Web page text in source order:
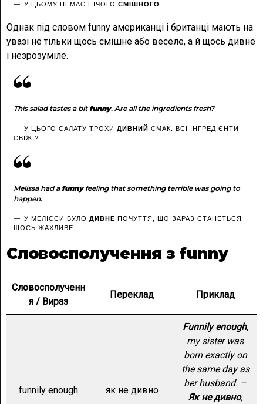
У ЦЬОМУ НЕМАЄ НІЧОГО СМІШНОГО
Однак під словом funny американці і британці мають на
увазі не тільки щось смішне або веселе, а й щось дивне
і незрозуміле.
This salad tastes a bit funny. Are all the ingredients fresh?
У ЦЬОГО САЛАТУ ТРОХИ ДИВНИЙ СМАК. ВСІ ІНГРЕДІЄНТИ
СВІЖІ?
Melissa had a funnyfeeling that something terrible was going to
happen.
У МЕЛІССИ БУЛО ДИВНЕ ПОЧУТТЯ, ЩО ЗАРАЗ СТАНЕТЬСЯ
ЩОСЬ ЖАХЛИВЕ.
Словосполучення з funny
Словосполученн
я / Вираз
Переклад Приклад
funnily enough як не дивно
Funnily enough,
my sister was
born exactly on
the same day as
her husband. –
Як не дивно,